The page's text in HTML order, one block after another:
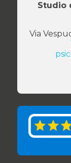
Studio
Via